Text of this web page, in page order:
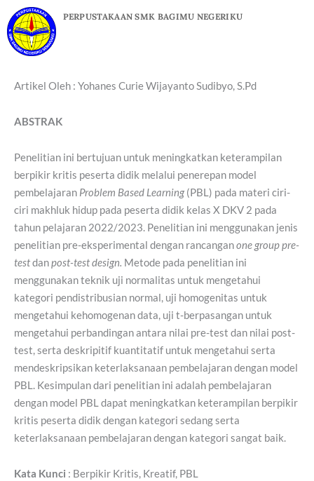
Skip
to
content
PERPUSTAKAAN SMK BAGIMU NEGERIKU
Artikel Oleh : Yohanes Curie Wijayanto Sudibyo, S.Pd
ABSTRAK
Penelitian ini bertujuan untuk meningkatkan keterampilan
berpikir kritis peserta didik melalui penerepan model
pembelajaran Problem Based Learning(PBL) pada materi ciri-
ciri makhluk hidup pada peserta didik kelas X DKV 2 pada
tahun pelajaran 2022/2023. Penelitian ini menggunakan jenis
penelitian pre-eksperimental dengan rancanganone group pre-
testdanpost-test design. Metode pada penelitian ini
menggunakan teknik uji normalitas untuk mengetahui
kategori pendistribusian normal, uji homogenitas untuk
mengetahui kehomogenan data, uji t-berpasangan untuk
mengetahui perbandingan antara nilai pre-test dan nilai post-
test, serta deskripitif kuantitatif untuk mengetahui serta
mendeskripsikan keterlaksanaan pembelajaran dengan model
PBL. Kesimpulan dari penelitian ini adalah pembelajaran
dengan model PBL dapat meningkatkan keterampilan berpikir
kritis peserta didik dengan kategori sedang serta
keterlaksanaan pembelajaran dengan kategori sangat baik.
Kata Kunci : Berpikir Kritis, Kreatif, PBL